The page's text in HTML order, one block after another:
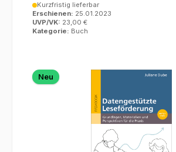
Kurzfristig lieferbar
Erschienen: 25.01.2023
UVP/VK: 23,00 €
Kategorie: Buch
Neu